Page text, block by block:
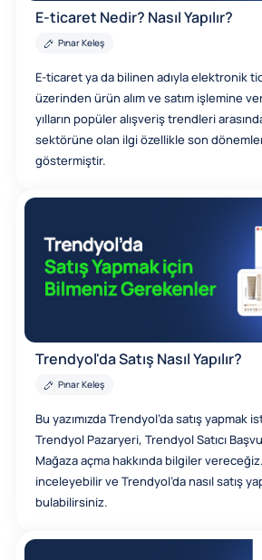
E-ticaret Nedir? Nasıl Yapılır?
Pınar Keleş
E-ticaret ya da bilinen adıyla elektronik
üzerinden ürün alım ve satım işlemine
yılların popüler alışveriş trendleri
sektörüne olan ilgi özellikle son
göstermiştir.
Trendyol'da Satış Nasıl Yapılır?
Pınar Keleş
Bu yazımızda Trendyol’da satış yapmak
Trendyol Pazaryeri, Trendyol Satıcı
Mağaza açma hakkında bilgiler vereceğiz.
inceleyebilir ve Trendyol’da nasıl satış
bulabilirsiniz.